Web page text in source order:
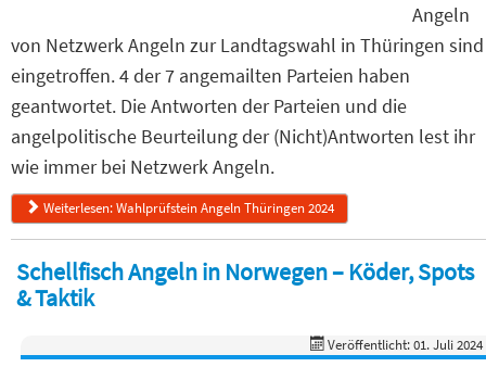
Angeln
von Netzwerk Angeln zur Landtagswahl in Thüringen sind
eingetroffen. 4 der 7 angemailten Parteien haben
geantwortet. Die Antworten der Parteien und die
angelpolitische Beurteilung der (Nicht)Antworten lest ihr
wie immer bei Netzwerk Angeln.
Weiterlesen: Wahlprüfstein Angeln Thüringen 2024
Schellfisch Angeln in Norwegen – Köder, Spots
& Taktik
Veröffentlicht: 01. Juli 2024